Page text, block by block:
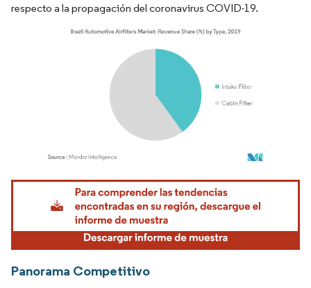
respecto a la propagación del coronavirus COVID-19.
Imagen © Mordor Intelligence. El uso requiere atribución según CC BY 4.0.
Panorama Competitivo